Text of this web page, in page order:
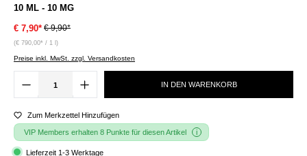
10 ML - 10 MG
€ 7,90* € 9,90*
(€ 790,00* / 1 l)
Preise inkl. MwSt. zzgl. Versandkosten
IN DEN WARENKORB
Zum Merkzettel Hinzufügen
VIP Members erhalten 8 Punkte für diesen Artikel
Lieferzeit 1-3 Werktage